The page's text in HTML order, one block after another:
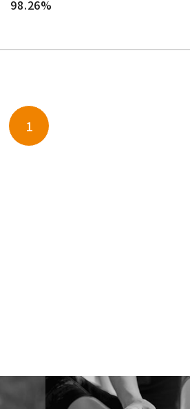
98.26%
1